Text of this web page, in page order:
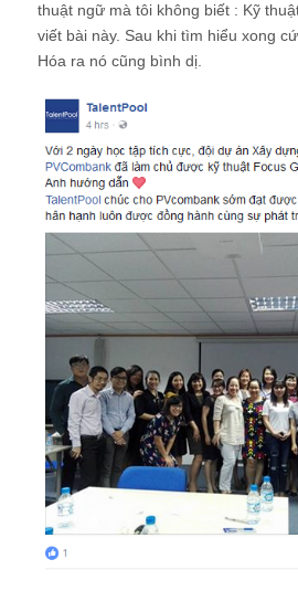
thuật ngữ mà tôi không biết : Kỹ
viết bài này. Sau khi tìm hiểu xong
Hóa ra nó cũng bình dị.